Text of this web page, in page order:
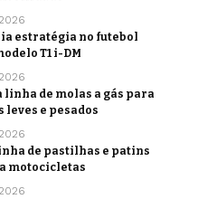
estratégia no futebol
T1 i-DM
linha de molas a gás para
leves e pesados
de pastilhas e patins
motocicletas